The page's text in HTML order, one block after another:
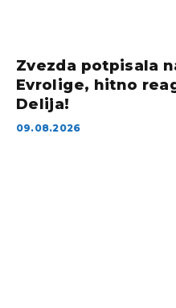
Zvezda potpisala
Evrolige, hitno
Delija!
09.08.2026